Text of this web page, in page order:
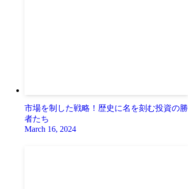
市場を制した戦略！歴史に名を刻む投資の勝
者たち
March 16, 2024